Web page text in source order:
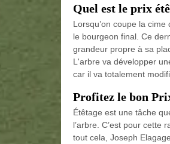
Quel est le prix
Lorsqu’on coupe la
le bourgeon final. Ce
grandeur propre à sa
L'arbre va développer
car il va totalement
Profitez le bon
Étêtage est une tâche
l’arbre. C’est pour cette
tout cela, Joseph